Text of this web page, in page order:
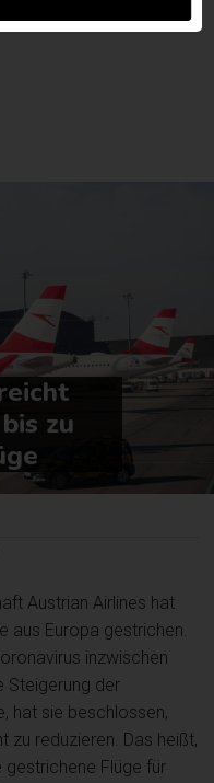
zu
Austrian Airlines hat
aus Europa gestrichen.
inzwischen
Steigerung der
hat sie beschlossen,
zu reduzieren. Das heißt,
Flüge für